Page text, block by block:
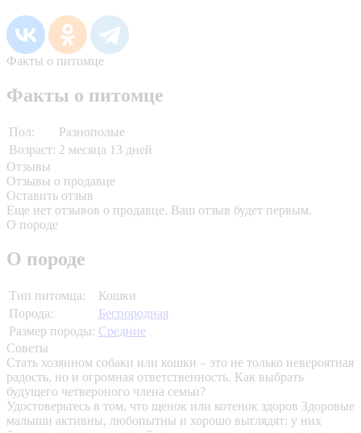
Факты о питомце
Факты о питомце
Пол:
Разнополые
Возраст: 2 месяца 13 дней
Отзывы
Отзывы о продавце
Оставить отзыв
Еще нет отзывов о продавце. Ваш отзыв будет первым.
О породе
О породе
Тип питомца:
Кошки
Порода:
Беспородная
Размер породы: Средние
Советы
Стать хозяином собаки или кошки – это не только невероятная
радость, но и огромная ответственность. Как выбрать
будущего четвероного члена семьи?
Удостоверьтесь в том, что щенок или котенок здоров Здоровые
малыши активны, любопытны и хорошо выглядят: у них